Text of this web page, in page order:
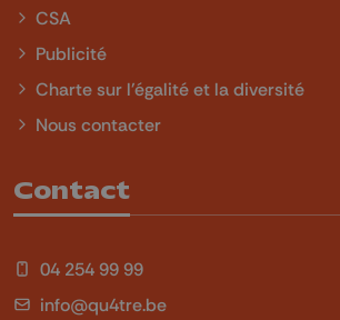
CSA
Publicité
Charte sur l'égalité et la diversité
Nous contacter
Contact
04 254 99 99
info@qu4tre.be